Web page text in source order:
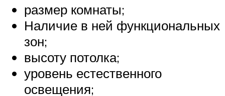
размер комнаты;
Наличие в ней функциональных
зон;
высоту потолка;
уровень естественного
освещения;